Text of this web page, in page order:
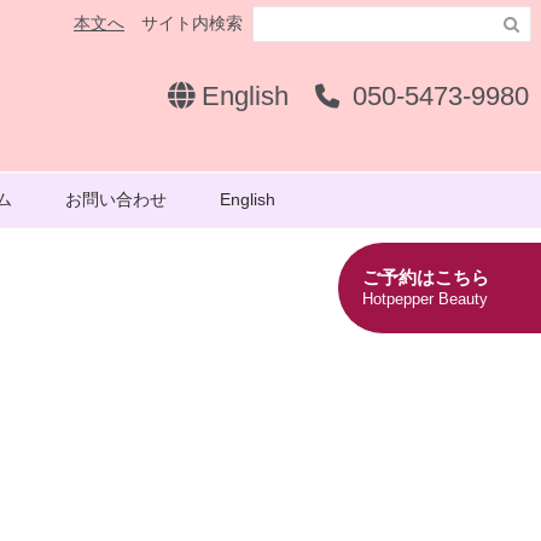
本文へ サイト内検索 
English 050-5473-9980
ご予約はこちら
Hotpepper Beauty
お問い合わせ English